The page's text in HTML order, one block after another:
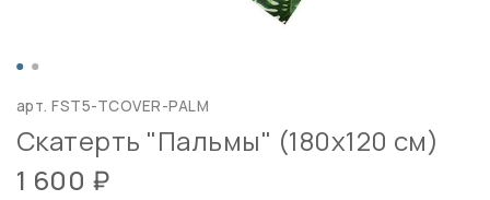
арт.FST5-TCOVER-PALM
Скатерть "Пальмы" (180х120 см)
1 600 ₽